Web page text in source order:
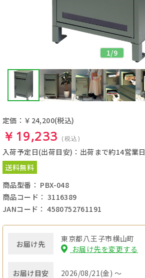
1/9
定価：￥24,200(税込)
￥19,233 (税込)
入荷予定日(出荷目安)：出荷まで約14営業日
送料無料
商品型番： PBX-048
商品コード： 3116389
JANコード： 4580752761191
お届け先
東京都八王子市横山町
お届け先を変更する
お届け目安 2026/08/21(金) ～